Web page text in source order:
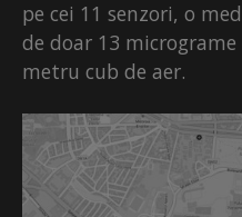
pe cei 11 senzori, o
de doar 13
metru cub de aer.